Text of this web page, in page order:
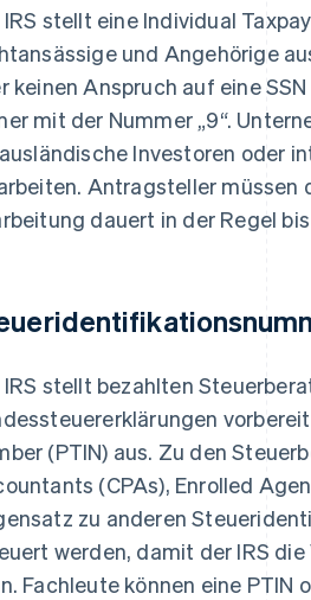
IRS stellt eine Individual
und Angehörige
keinen Anspruch auf eine
mit der Nummer „9“.
Investoren oder
Antragsteller müssen
dauert in der Regel
IRS stellt bezahlten
(PTIN) aus. Zu den
(CPAs), Enrolled
zu anderen
werden, damit der IRS
Fachleute können eine PTIN